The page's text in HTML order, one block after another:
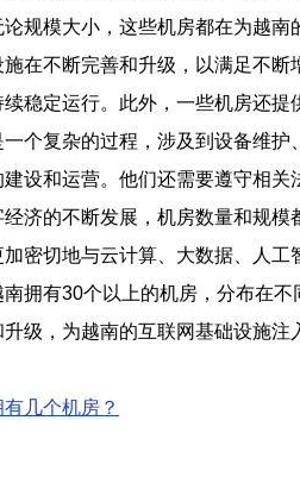
规模大小，这些机房都在为越
施在不断完善和升级，以满足不
稳定运行。此外，一些机房还
个复杂的过程，涉及到设备维
设和运营。他们还需要遵守相
经济的不断发展，机房数量和规
加密切地与云计算、大数据、人
南拥有30个以上的机房，分布在
级，为越南的互联网基础设施注
几个机房？